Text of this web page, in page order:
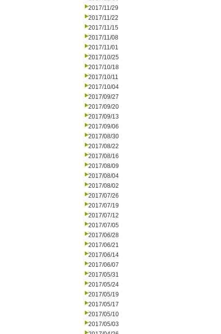
2017/11/29
2017/11/22
2017/11/15
2017/11/08
2017/11/01
2017/10/25
2017/10/18
2017/10/11
2017/10/04
2017/09/27
2017/09/20
2017/09/13
2017/09/06
2017/08/30
2017/08/22
2017/08/16
2017/08/09
2017/08/04
2017/08/02
2017/07/26
2017/07/19
2017/07/12
2017/07/05
2017/06/28
2017/06/21
2017/06/14
2017/06/07
2017/05/31
2017/05/24
2017/05/19
2017/05/17
2017/05/10
2017/05/03